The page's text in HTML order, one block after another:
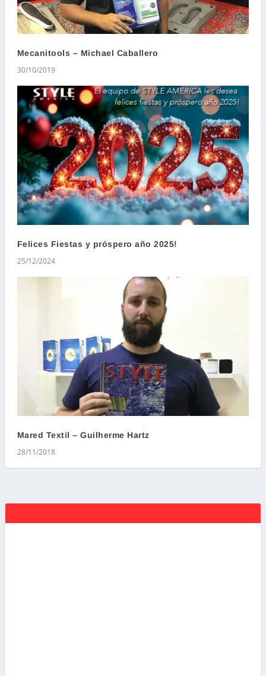
Mecanitools – Michael Caballero
30/10/2019
Felices Fiestas y próspero año 2025!
25/12/2024
Mared Textil – Guilherme Hartz
28/11/2018